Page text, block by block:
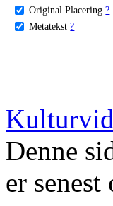
Original Placering ?
Metatekst ?
Denne
er